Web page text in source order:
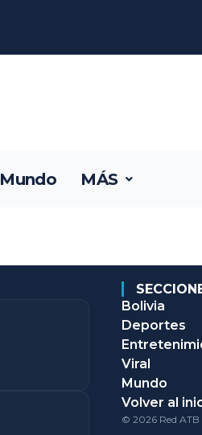
Mundo MÁS
Bolivia
Deportes
Viral
Mundo
Volver al
© 2026 Red ATB